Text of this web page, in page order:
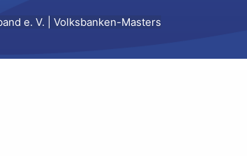
e. V. | Volksbanken-Masters